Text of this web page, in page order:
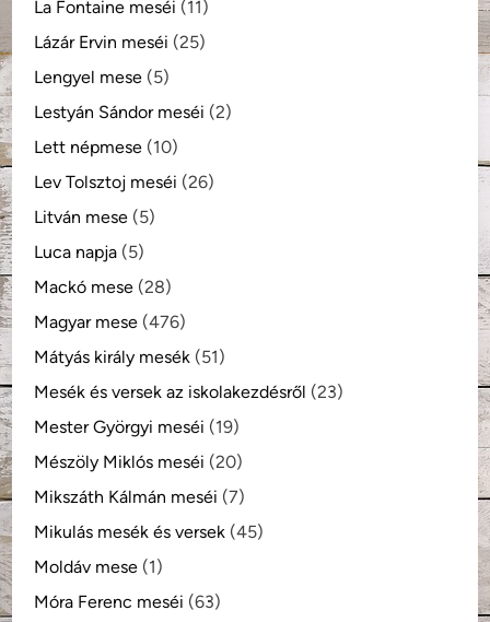
La Fontaine meséi (11)
Lázár Ervin meséi (25)
Lengyel mese (5)
Lestyán Sándor meséi (2)
Lett népmese (10)
Lev Tolsztoj meséi (26)
Litván mese (5)
Luca napja (5)
Mackó mese (28)
Magyar mese (476)
Mátyás király mesék (51)
Mesék és versek az iskolakezdésről (23)
Mester Györgyi meséi (19)
Mészöly Miklós meséi (20)
Mikszáth Kálmán meséi (7)
Mikulás mesék és versek (45)
Moldáv mese (1)
Móra Ferenc meséi (63)